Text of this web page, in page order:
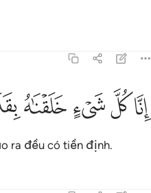
انا كل شيء خلقناه بقدر ٤٩
إِنَّا كُلَّ شَىْءٍ خَلَقْنَـٰهُ بِقَدَرٍۢ ٤٩
ﳛﳜﳝﳞ
ra đều có tiền định.